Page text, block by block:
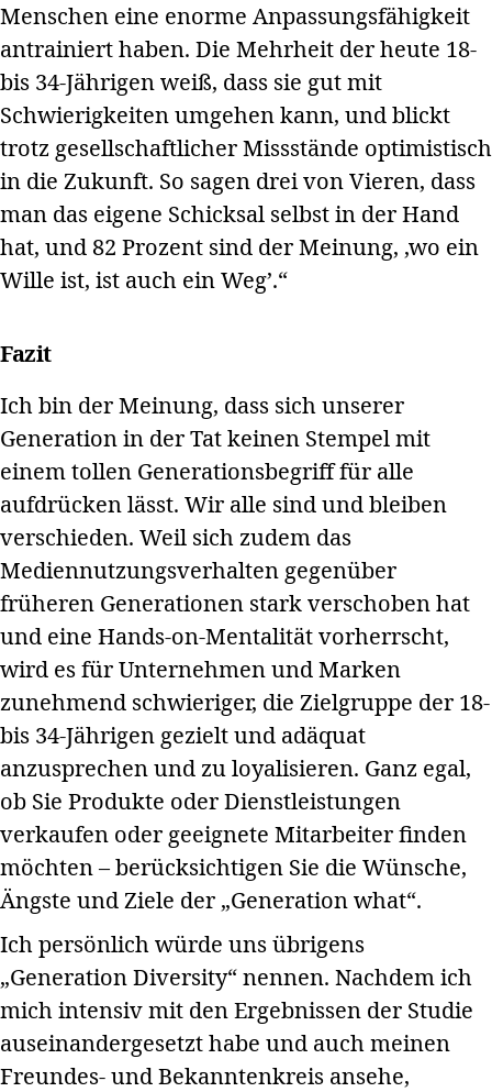
Menschen eine enorme Anpassungsfähigkeit
antrainiert haben. Die Mehrheit der heute 18-
bis 34-Jährigen weiß, dass sie gut mit
Schwierigkeiten umgehen kann, und blickt
trotz gesellschaftlicher Missstände optimistisch
in die Zukunft. So sagen drei von Vieren, dass
man das eigene Schicksal selbst in der Hand
hat, und 82 Prozent sind der Meinung, ‚wo ein
Wille ist, ist auch ein Weg’.“
Fazit
Ich bin der Meinung, dass sich unserer
Generation in der Tat keinen Stempel mit
einem tollen Generationsbegriff für alle
aufdrücken lässt. Wir alle sind und bleiben
verschieden. Weil sich zudem das
Mediennutzungsverhalten gegenüber
früheren Generationen stark verschoben hat
und eine Hands-on-Mentalität vorherrscht,
wird es für Unternehmen und Marken
zunehmend schwieriger, die Zielgruppe der 18-
bis 34-Jährigen gezielt und adäquat
anzusprechen und zu loyalisieren. Ganz egal,
ob Sie Produkte oder Dienstleistungen
verkaufen oder geeignete Mitarbeiter finden
möchten – berücksichtigen Sie die Wünsche,
Ängste und Ziele der „Generation what“.
Ich persönlich würde uns übrigens
„Generation Diversity“ nennen. Nachdem ich
mich intensiv mit den Ergebnissen der Studie
auseinandergesetzt habe und auch meinen
Freundes- und Bekanntenkreis ansehe,